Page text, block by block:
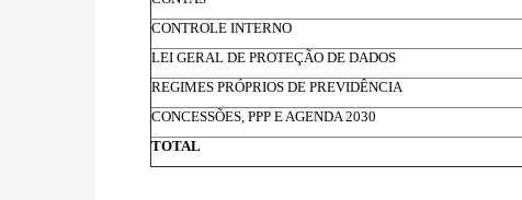
CONTROLE INTERNO
LEI GERAL DE PROTEÇÃO DE DADOS
REGIMES PRÓPRIOS DE PREVIDÊNCIA
CONCESSÕES, PPP E AGENDA 2030
TOTAL